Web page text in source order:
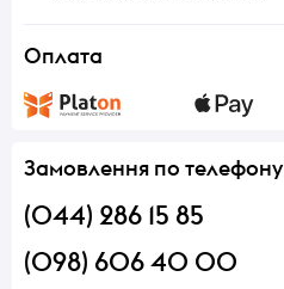
Оплата
Замовлення по телефону
(044) 286 15 85
(098) 606 40 00